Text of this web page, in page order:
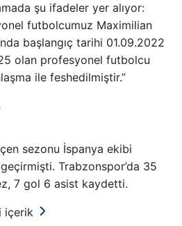
şu ifadeler yer alıyor:
futbolcumuz Maximilian
başlangıç ​​tarihi 01.09.2022
olan profesyonel futbolcu
ile feshedilmiştir.”
sezonu İspanya ekibi
Trabzonspor’da 35
7 gol 6 asist kaydetti.
içerik